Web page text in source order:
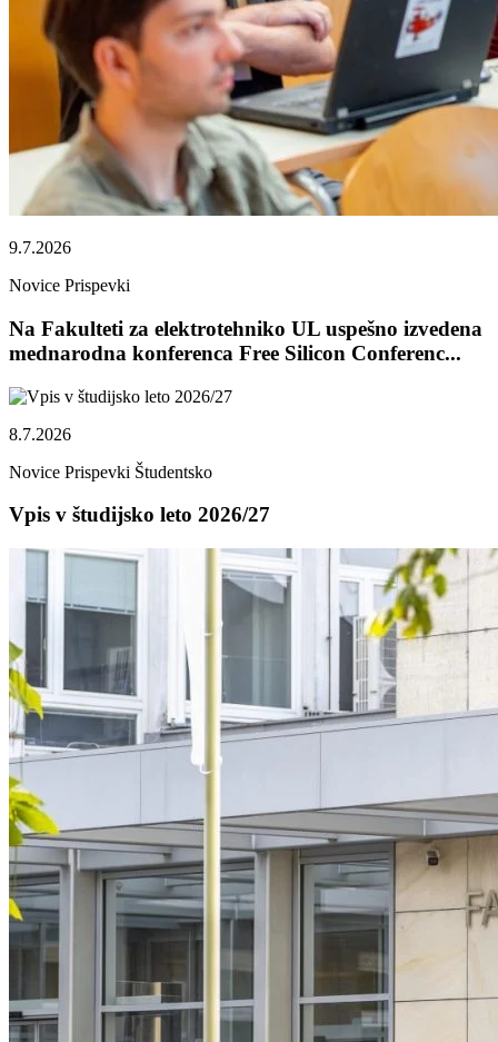
9.7.2026
Novice Prispevki
Na Fakulteti za elektrotehniko UL uspešno izvedena
mednarodna konferenca Free Silicon Conferenc...
8.7.2026
Novice Prispevki Študentsko
Vpis v študijsko leto 2026/27